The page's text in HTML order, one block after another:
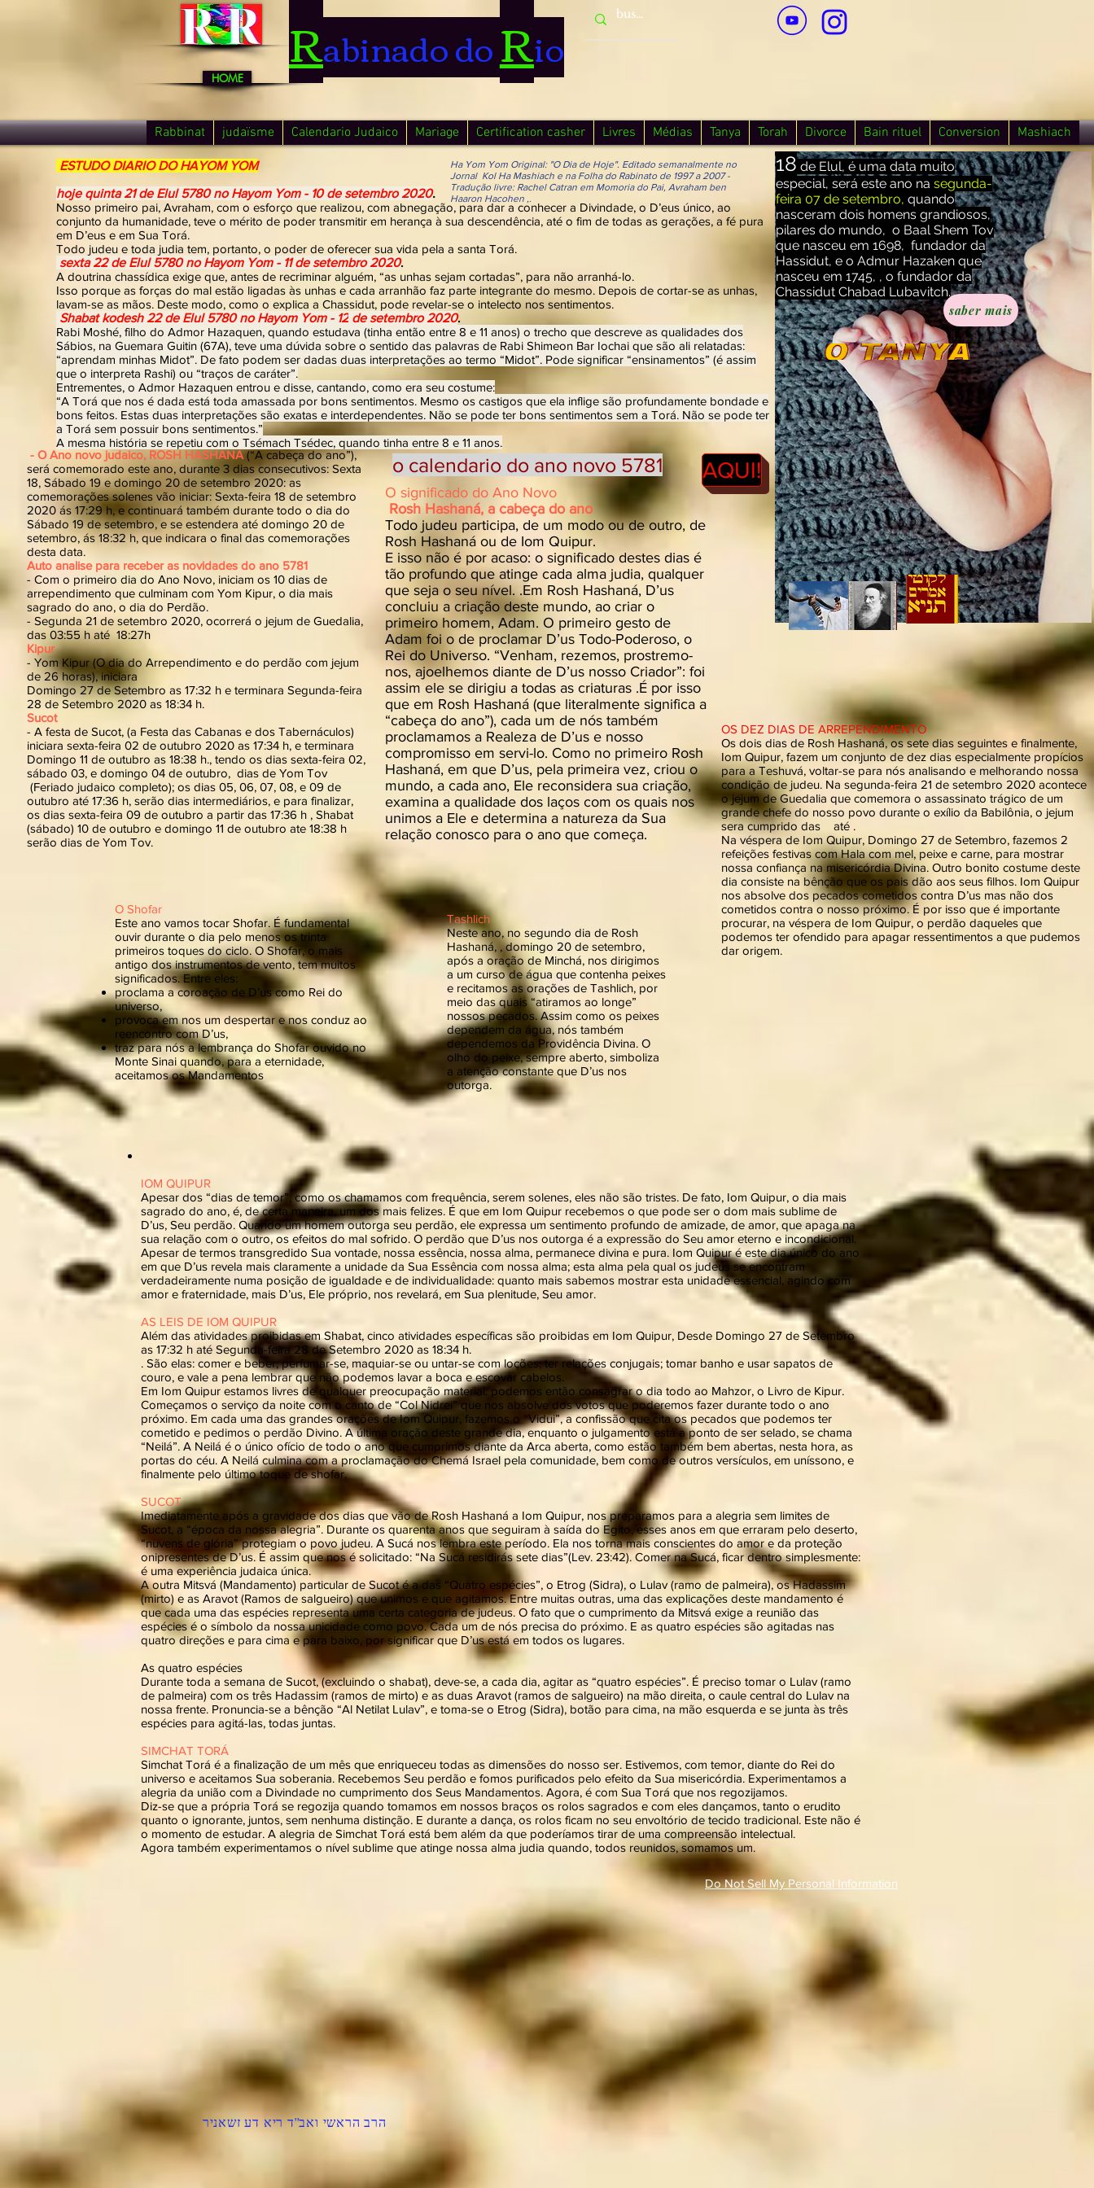
HOME Rabinado doRio
Rabbinat judaïsme Calendario Judaico Mariage Certification casher Livres Médias Tanya Torah Divorce Bain rituel Conversion Mashiach
ESTUDO DIARIO DO HAYOM YOM
hoje quinta 21 de Elul 5780 no Hayom Yom - 10 de setembro 2020.
Nosso primeiro pai, Avraham, com o esforço que realizou, com abnegação, para dar a conhecer a Divindade, o D’eus único, ao
conjunto da humanidade, teve o mérito de poder transmitir em herança à sua descendência, até o fim de todas as gerações, a fé pura
em D’eus e em Sua Torá.
Todo judeu e toda judia tem, portanto, o poder de oferecer sua vida pela a santa Torá.
sexta 22de Elul 5780 no Hayom Yom - 11de setembro 2020.
A doutrina chassídica exige que, antes de recriminar alguém, “as unhas sejam cortadas”, para não arranhá-lo.
Isso porque as forças do mal estão ligadas às unhas e cada arranhão faz parte integrante do mesmo. Depois de cortar-se as unhas,
lavam-se as mãos. Deste modo, como o explica a Chassidut, pode revelar-se o intelecto nos sentimentos.
Shabat kodesh 22de Elul 5780 no Hayom Yom - 12 de setembro 2020.
Rabi Moshé, filho do Admor Hazaquen, quando estudava (tinha então entre 8 e 11 anos) o trecho que descreve as qualidades dos
Sábios, na Guemara Guitin (67A), teve uma dúvida sobre o sentido das palavras de Rabi Shimeon Bar Iochai que são ali relatadas:
“aprendam minhas Midot”. De fato podem ser dadas duas interpretações ao termo “Midot”. Pode significar “ensinamentos” (é assim
que o interpreta Rashi) ou “traços de caráter”.
Entrementes, o Admor Hazaquen entrou e disse, cantando, como era seu costume:
“A Torá que nos é dada está toda amassada por bons sentimentos. Mesmo os castigos que ela inflige são profundamente bondade e
bons feitos. Estas duas interpretações são exatas e interdependentes. Não se pode ter bons sentimentos sem a Torá. Não se pode ter
a Torá sem possuir bons sentimentos.”
A mesma história se repetiu com o Tsémach Tsédec, quando tinha entre 8 e 11 anos.
Ha Yom Yom Original: "O Dia de Hoje". Editado semanalmente no
Jornal Kol Ha Mashiach e na Folha do Rabinato de 1997 a 2007 -
Tradução livre: Rachel Catran em Momoria do Pai, Avraham ben
Haaron Hacohen ,.
18 de Elul, é uma data muito
especial, será este ano na segunda-
feira 07 de setembro, quando
nasceram dois homens grandiosos,
pilares do mundo, o Baal Shem Tov
que nasceu em 1698, fundador da
Hassidut, e o Admur Hazaken que
nasceu em 1745, , o fundador da
Chassidut Chabad Lubavitch.
saber mais
- O Ano novo judaico, ROSH HASHANA(“A cabeça do ano”),
será comemorado este ano, durante 3 dias consecutivos: Sexta
18, Sábado 19 e domingo 20 de setembro 2020: as
comemorações solenes vão iniciar: Sexta-feira 18 de setembro
2020 ás 17:29 h, e continuará também durante todo o dia do
Sábado 19 de setembro, e se estendera até domingo 20 de
setembro, ás 18:32 h, que indicara o final das comemorações
desta data.
Auto analise para receber as novidades do ano 5781
- Com o primeiro dia do Ano Novo, iniciam os 10 dias de
arrependimento que culminam com Yom Kipur, o dia mais
sagrado do ano, o dia do Perdão.
- Segunda 21 de setembro 2020, ocorrerá o jejum de Guedalia,
das 03:55 h até 18:27h
Kipur
- Yom Kipur (O dia do Arrependimento e do perdão com jejum
de 26 horas), iniciara
Domingo 27 de Setembro as 17:32 h e terminara Segunda-feira
28 de Setembro 2020 as 18:34 h.
Sucot
- A festa de Sucot, (a Festa das Cabanas e dos Tabernáculos)
iniciara sexta-feira 02 de outubro 2020 as 17:34 h, e terminara
Domingo 11 de outubro as 18:38 h., tendo os dias sexta-feira 02,
sábado 03, e domingo 04 de outubro, dias de Yom Tov
(Feriado judaico completo); os dias 05, 06, 07, 08, e 09 de
outubro até 17:36 h, serão dias intermediários, e para finalizar,
os dias sexta-feira 09 de outubro a partir das 17:36 h , Shabat
(sábado) 10 de outubro e domingo 11 de outubro ate 18:38 h
serão dias de Yom Tov.
O Shofar
Este ano vamos tocar Shofar. É fundamental
ouvir durante o dia pelo menos os trinta
primeiros toques do ciclo. O Shofar, o mais
antigo dos instrumentos de vento, tem muitos
significados. Entre eles:
proclama a coroação de D’us como Rei do
universo,
provoca em nos um despertar e nos conduz ao
reencontro com D’us,
traz para nós a lembrança do Shofar ouvido no
Monte Sinai quando, para a eternidade,
aceitamos os Mandamentos
o calendario do ano novo 5781 AQUI!
O significado do Ano Novo
Rosh Hashaná, a cabeça do ano
Todo judeu participa, de um modo ou de outro, de
Rosh Hashaná ou de Iom Quipur.
E isso não é por acaso: o significado destes dias é
tão profundo que atinge cada alma judia, qualquer
que seja o seu nível. .Em Rosh Hashaná, D’us
concluiu a criação deste mundo, ao criar o
primeiro homem, Adam. O primeiro gesto de
Adam foi o de proclamar D’us Todo-Poderoso, o
Rei do Universo. “Venham, rezemos, prostremo-
nos, ajoelhemos diante de D’us nosso Criador”: foi
assim ele se dirigiu a todas as criaturas .É por isso
que em Rosh Hashaná (que literalmente significa a
“cabeça do ano”), cada um de nós também
proclamamos a Realeza de D’us e nosso
compromisso em servi-lo. Como no primeiro Rosh
Hashaná, em que D’us, pela primeira vez, criou o
mundo, a cada ano, Ele reconsidera sua criação,
examina a qualidade dos laços com os quais nos
unimos a Ele e determina a natureza da Sua
relação conosco para o ano que começa.
Tashlich
Neste ano, no segundo dia de Rosh
Hashaná, , domingo 20 de setembro,
após a oração de Minchá, nos dirigimos
a um curso de água que contenha peixes
e recitamos as orações de Tashlich, por
meio das quais “atiramos ao longe”
nossos pecados. Assim como os peixes
dependem da água, nós também
dependemos da Providência Divina. O
olho do peixe, sempre aberto, simboliza
a atenção constante que D’us nos
outorga.
OS DEZ DIAS DE ARREPENDIMENTO
Os dois dias de Rosh Hashaná, os sete dias seguintes e finalmente,
Iom Quipur, fazem um conjunto de dez dias especialmente propícios
para a Teshuvá, voltar-se para nós analisando e melhorando nossa
condição de judeu. Na segunda-feira 21 de setembro 2020 acontece
o jejum de Guedalia que comemora o assassinato trágico de um
grande chefe do nosso povo durante o exílio da Babilônia, o jejum
sera cumprido das até .
Na véspera de Iom Quipur, Domingo 27 de Setembro, fazemos 2
refeições festivas com Hala com mel, peixe e carne, para mostrar
nossa confiança na misericórdia Divina. Outro bonito costume deste
dia consiste na bênção que os pais dão aos seus filhos. Iom Quipur
nos absolve dos pecados cometidos contra D’us mas não dos
cometidos contra o nosso próximo. É por isso que é importante
procurar, na véspera de Iom Quipur, o perdão daqueles que
podemos ter ofendido para apagar ressentimentos a que pudemos
dar origem.
IOM QUIPUR
Apesar dos “dias de temor”, como os chamamos com frequência, serem solenes, eles não são tristes. De fato, Iom Quipur, o dia mais
sagrado do ano, é, de certa maneira, um dos mais felizes. É que em Iom Quipur recebemos o que pode ser o dom mais sublime de
D’us, Seu perdão. Quando um homem outorga seu perdão, ele expressa um sentimento profundo de amizade, de amor, que apaga na
sua relação com o outro, os efeitos do mal sofrido. O perdão que D’us nos outorga é a expressão do Seu amor eterno e incondicional.
Apesar de termos transgredido Sua vontade, nossa essência, nossa alma, permanece divina e pura. Iom Quipur é este dia único do ano
em que D’us revela mais claramente a unidade da Sua Essência com nossa alma; esta alma pela qual os judeus se encontram
verdadeiramente numa posição de igualdade e de individualidade: quanto mais sabemos mostrar esta unidade essencial, agindo com
amor e fraternidade, mais D’us, Ele próprio, nos revelará, em Sua plenitude, Seu amor.
AS LEIS DE IOM QUIPUR
Além das atividades proibidas em Shabat, cinco atividades específicas são proibidas em Iom Quipur, Desde Domingo 27 de Setembro
as 17:32 h até Segunda-feira 28 de Setembro 2020 as 18:34 h.
. São elas: comer e beber; perfumar-se, maquiar-se ou untar-se com loções; ter relações conjugais; tomar banho e usar sapatos de
couro, e vale a pena lembrar que não podemos lavar a boca e escovar cabelos.
Em Iom Quipur estamos livres de qualquer preocupação material: podemos então consagrar o dia todo ao Mahzor, o Livro de Kipur.
Começamos o serviço da noite com o canto de “Col Nidrei” que nos absolve dos votos que poderemos fazer durante todo o ano
próximo. Em cada uma das grandes orações de Iom Quipur, fazemos o “Vidui”, a confissão que cita os pecados que podemos ter
cometido e pedimos o perdão Divino. A última oração deste grande dia, enquanto o julgamento está a ponto de ser selado, se chama
“Neilá”. A Neilá é o único ofício de todo o ano que cumprimos diante da Arca aberta, como estão também bem abertas, nesta hora, as
portas do céu. A Neilá culmina com a proclamação do Chemá Israel pela comunidade, bem como de outros versículos, em uníssono, e
finalmente pelo último toque de shofar.
SUCOT
Imediatamente após a gravidade dos dias que vão de Rosh Hashaná a Iom Quipur, nos preparamos para a alegria sem limites de
Sucot, a “época da nossa alegria”. Durante os quarenta anos que seguiram à saída do Egito, esses anos em que erraram pelo deserto,
“nuvens de glória” protegiam o povo judeu. A Sucá nos lembra este período. Ela nos torna mais conscientes do amor e da proteção
onipresentes de D’us. É assim que nos é solicitado: “Na Sucá residirás sete dias”(Lev. 23:42). Comer na Sucá, ficar dentro simplesmente:
é uma experiência judaica única.
A outra Mitsvá (Mandamento) particular de Sucot é a das “Quatro espécies”, o Etrog (Sidra), o Lulav (ramo de palmeira), os Hadassim
(mirto) e as Aravot (Ramos de salgueiro) que unimos e que agitamos. Entre muitas outras, uma das explicações deste mandamento é
que cada uma das espécies representa uma certa categoria de judeus. O fato que o cumprimento da Mitsvá exige a reunião das
espécies é o símbolo da nossa unicidade como povo. Cada um de nós precisa do próximo. E as quatro espécies são agitadas nas
quatro direções e para cima e para baixo, por significar que D’us está em todos os lugares.
As quatro espécies
Durante toda a semana de Sucot, (excluindo o shabat), deve-se, a cada dia, agitar as “quatro espécies”. É preciso tomar o Lulav (ramo
de palmeira) com os três Hadassim (ramos de mirto) e as duas Aravot (ramos de salgueiro) na mão direita, o caule central do Lulav na
nossa frente. Pronuncia-se a bênção “Al Netilat Lulav”, e toma-se o Etrog (Sidra), botão para cima, na mão esquerda e se junta às três
espécies para agitá-las, todas juntas.
SIMCHAT TORÁ
Simchat Torá é a finalização de um mês que enriqueceu todas as dimensões do nosso ser. Estivemos, com temor, diante do Rei do
universo e aceitamos Sua soberania. Recebemos Seu perdão e fomos purificados pelo efeito da Sua misericórdia. Experimentamos a
alegria da união com a Divindade no cumprimento dos Seus Mandamentos. Agora, é com Sua Torá que nos regozijamos.
Diz-se que a própria Torá se regozija quando tomamos em nossos braços os rolos sagrados e com eles dançamos, tanto o erudito
quanto o ignorante, juntos, sem nenhuma distinção. E durante a dança, os rolos ficam no seu envoltório de tecido tradicional. Este não é
o momento de estudar. A alegria de Simchat Torá está bem além da que poderíamos tirar de uma compreensão intelectual.
Agora também experimentamos o nível sublime que atinge nossa alma judia quando, todos reunidos, somamos um.
Do Not Sell My Personal Information
הרב הראשי ואב''ד ריא דע זשאניר